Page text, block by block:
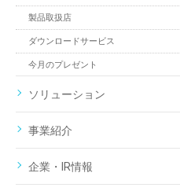
製品取扱店
ダウンロードサービス
今月のプレゼント
ソリューション
事業紹介
企業・IR情報